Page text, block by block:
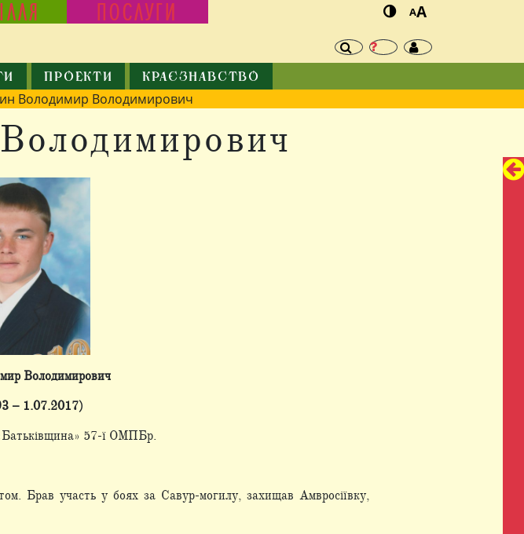
ПОСЛУГИ AA
ПРОЕКТИ КРАЄЗНАВСТВО
Володимир Володимирович
Володимирович
– 1.07.2017)
57-ї ОМПБр.
Брав участь у боях за Савур-могилу, захищав Амвросіївку,